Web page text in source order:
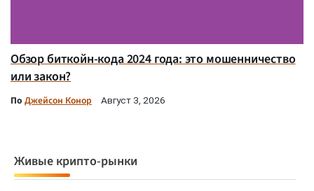
Обзор биткойн-кода 2024 года: это мошенничество
или закон?
По Джейсон Конор Август 3, 2026
Живые крипто-рынки